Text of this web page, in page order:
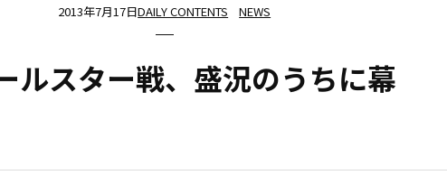
2013年7月17日DAILY CONTENTS NEWS
ルスター戦、盛況のうちに幕